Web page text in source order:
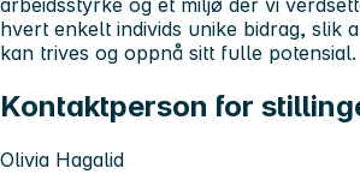
hvert enkelt individs unike bidrag, slik
kan trives og oppnå sitt fulle potensial.
Kontaktperson for
Olivia Hagalid